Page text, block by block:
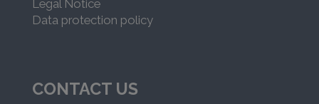
Legal Notice
Data protection policy
CONTACT US